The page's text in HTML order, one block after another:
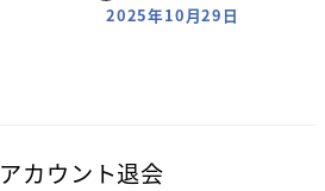
2025年10月29日
アカウント退会